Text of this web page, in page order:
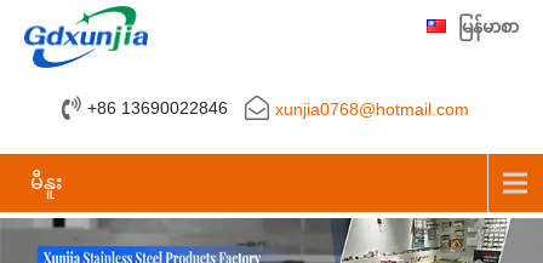
+86 13690022846 xunjia0768@hotmail.com
မြန်မာစာ
မီနူး